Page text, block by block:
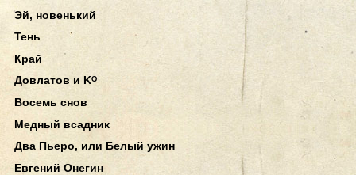
Эй, новенький
Тень
Край
Довлатов и Kᴼ
Восемь снов
Медный всадник
Два Пьеро, или Белый ужин
Евгений Онегин